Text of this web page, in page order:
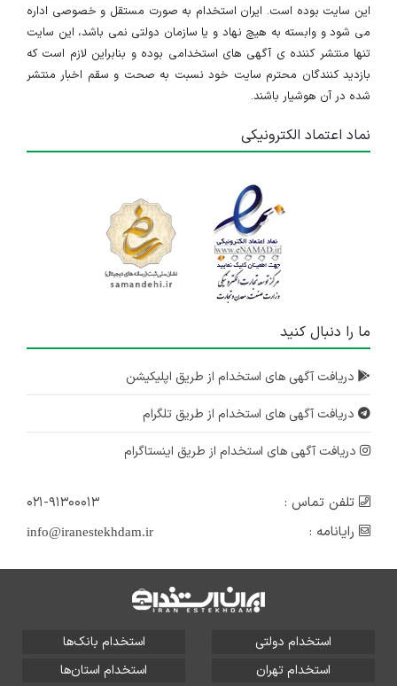
این سایت بوده است. ایران استخدام به صورت مستقل و خصوصی اداره
می شود و وابسته به هیچ نهاد و یا سازمان دولتی نمی باشد، این سایت
تنها منتشر کننده ی آگهی های استخدامی بوده و بنابراین لازم است که
بازدید کنندگان محترم سایت خود نسبت به صحت و سقم اخبار منتشر
شده در آن هوشیار باشند.
نماد اعتماد الکترونیکی
ما را دنبال کنید
دریافت آگهی های استخدام از طریق اپلیکیشن
دریافت آگهی های استخدام از طریق تلگرام
دریافت آگهی های استخدام از طریق اینستاگرام
تلفن تماس :
۰۲۱-۹۱۳۰۰۰۱۳
رایانامه :
info@iranestekhdam.ir
استخدام دولتی
استخدام بانک‌ها
استخدام تهران
استخدام استان‌ها